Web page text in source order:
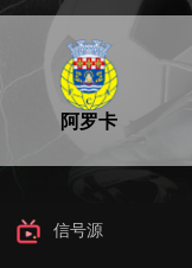
阿罗卡
信号源